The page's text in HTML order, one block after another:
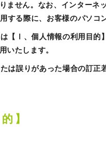
ません。なお、インター
する際に、お客様のパソコ
【Ⅰ、個人情報の利用目的
いたします。
は誤りがあった場合の訂
】